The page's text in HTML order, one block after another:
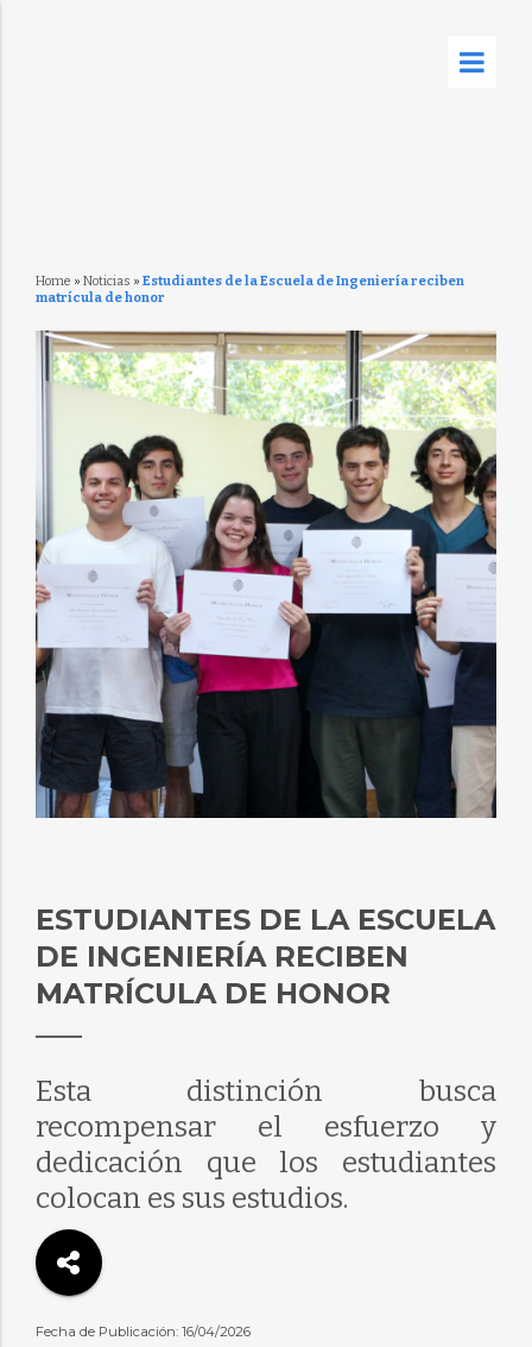
Home » Noticias » Estudiantes de la Escuela de Ingeniería reciben
matrícula de honor
ESTUDIANTES DE LA ESCUELA
DE INGENIERÍA RECIBEN
MATRÍCULA DE HONOR
Esta distinción busca
recompensar el esfuerzo y
dedicación que los estudiantes
colocan es sus estudios.
Fecha de Publicación: 16/04/2026